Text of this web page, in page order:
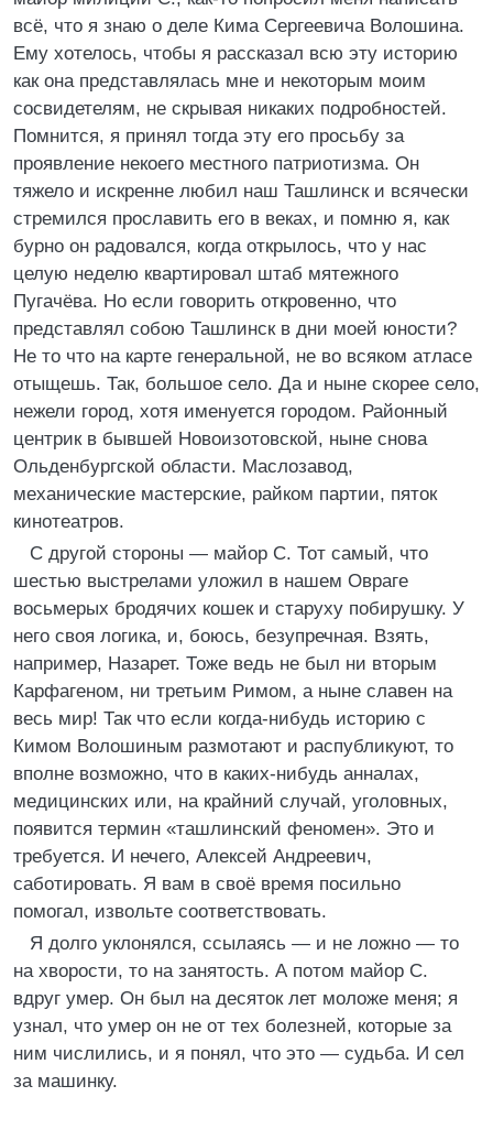
всё, что я знаю о деле Кима Сергеевича Волошина.
Ему хотелось, чтобы я рассказал всю эту историю
как она представлялась мне и некоторым моим
сосвидетелям, не скрывая никаких подробностей.
Помнится, я принял тогда эту его просьбу за
проявление некоего местного патриотизма. Он
тяжело и искренне любил наш Ташлинск и всячески
стремился прославить его в веках, и помню я, как
бурно он радовался, когда открылось, что у нас
целую неделю квартировал штаб мятежного
Пугачёва. Но если говорить откровенно, что
представлял собою Ташлинск в дни моей юности?
Не то что на карте генеральной, не во всяком атласе
отыщешь. Так, большое село. Да и ныне скорее село,
нежели город, хотя именуется городом. Районный
центрик в бывшей Новоизотовской, ныне снова
Ольденбургской области. Маслозавод,
механические мастерские, райком партии, пяток
кинотеатров.
С другой стороны — майор С. Тот самый, что
шестью выстрелами уложил в нашем Овраге
восьмерых бродячих кошек и старуху побирушку. У
него своя логика, и, боюсь, безупречная. Взять,
например, Назарет. Тоже ведь не был ни вторым
Карфагеном, ни третьим Римом, а ныне славен на
весь мир! Так что если когда-нибудь историю с
Кимом Волошиным размотают и распубликуют, то
вполне возможно, что в каких-нибудь анналах,
медицинских или, на крайний случай, уголовных,
появится термин «ташлинский феномен». Это и
требуется. И нечего, Алексей Андреевич,
саботировать. Я вам в своё время посильно
помогал, извольте соответствовать.
Я долго уклонялся, ссылаясь — и не ложно — то
на хворости, то на занятость. А потом майор С.
вдруг умер. Он был на десяток лет моложе меня; я
узнал, что умер он не от тех болезней, которые за
ним числились, и я понял, что это — судьба. И сел
за машинку.